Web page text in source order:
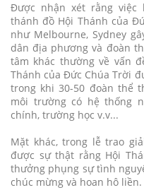
Được nhận xét rằng việc
thánh đồ Hội Thánh của
như Melbourne, Sydney
dân địa phương và đoàn
tâm khác thường về vấn
Thánh của Đức Chúa Trời
trong khi 30-50 đoàn thể
môi trường có hệ thống
chính, trường học v.v...
Mặt khác, trong lễ trao
được sự thật rằng Hội
thưởng phụng sự tình
chúc mừng và hoan hô